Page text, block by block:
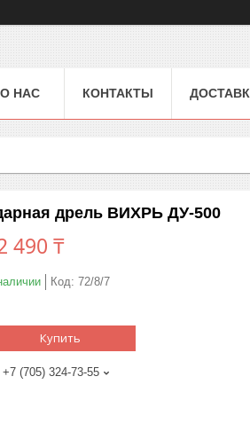
О НАС КОНТАКТЫ
дрель ВИХРЬ ДУ-500
490 ₸
Код: 72/8/7
Купить
+7 (705) 324-73-55